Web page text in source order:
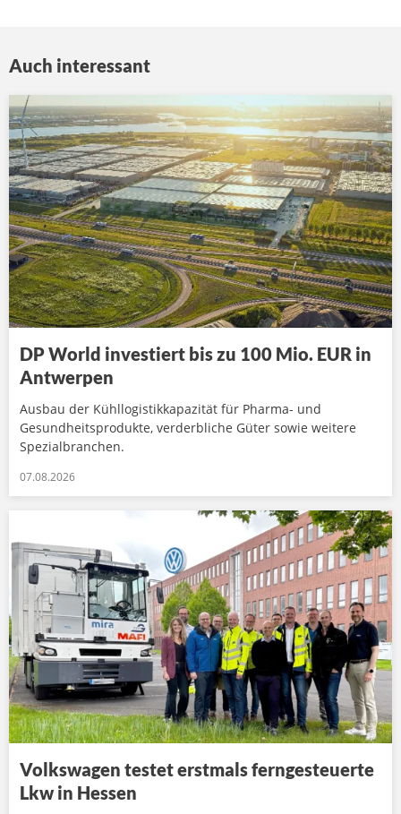
Auch interessant
DP World investiert bis zu 100 Mio. EUR in
Antwerpen
Ausbau der Kühllogistikkapazität für Pharma- und
Gesundheitsprodukte, verderbliche Güter sowie weitere
Spezialbranchen.
07.08.2026
Volkswagen testet erstmals ferngesteuerte
Lkw in Hessen